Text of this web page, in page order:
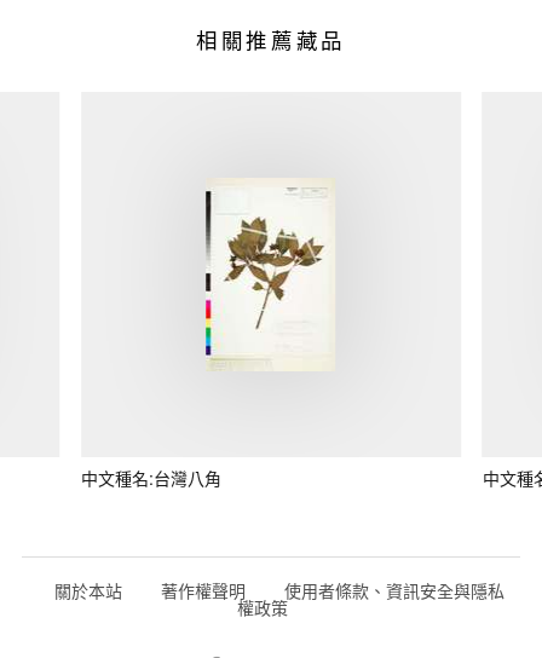
相關推薦藏品
中文種名:台灣八角 中文種
關於本站 著作權聲明 使用者條款、資訊安全與隱私
權政策